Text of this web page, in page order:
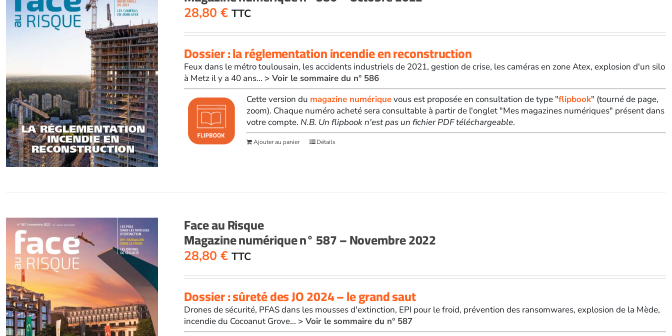
28,80€ TTC
Dossier : la réglementation incendie en reconstruction
Feux dans le métro toulousain, les accidents industriels de 2021, gestion de crise, les caméras en zone Atex, explosion d'un silo
à Metz il y a 40 ans... > Voir le sommaire du n° 586
Cette version du magazine numériquevous est proposée en consultation de type "flipbook" (tourné de page,
zoom). Chaque numéro acheté sera consultable à partir de l'onglet "Mes magazines numériques" présent dans
votre compte. N.B. Un flipbook n'est pas un fichier PDF téléchargeable.
Ajouter au panier Détails
Face au Risque
Magazine numérique n° 587 – Novembre 2022
28,80€ TTC
Dossier : sûreté des JO 2024 – le grand saut
Drones de sécurité, PFAS dans les mousses d'extinction, EPI pour le froid, prévention des ransomwares, explosion de la Mède,
incendie du Cocoanut Grove... > Voir le sommaire du n° 587